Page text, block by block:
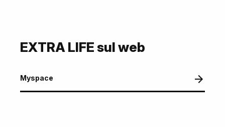
EXTRA LIFE sul web
Myspace